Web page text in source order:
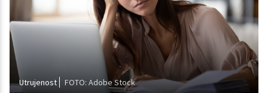
Utrujenost FOTO: Adobe Stock